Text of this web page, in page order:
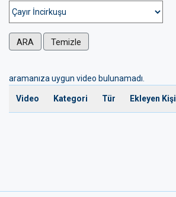
ARA Temizle
aramanıza uygun video bulunamadı.
Video Kategori Tür Ekleyen Kişi